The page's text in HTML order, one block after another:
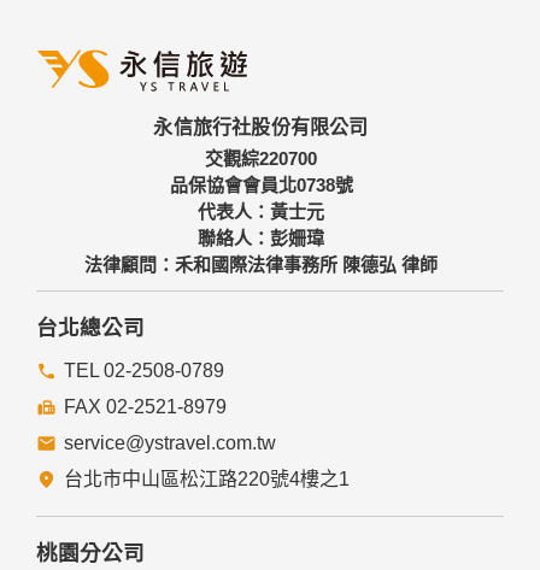
三、資料之保護
備及必要的安全防護措施，加以保護網站及您的個人資料採用
嚴格的保護措施，只由經過授權的人員才能接觸您的個人資
料，相關處理人員皆簽有保密合約，如有違反保密義務者，將
會受到相關的法律處分。
如因業務需要有必要委託其他單位提供服務時，本網站亦會嚴
格要求其遵守保密義務，並且採取必要檢查程序以確定其將確
實遵守。
四、網站對外的相關連結
提供的連結，點選進入其他網站。但該連結網站不適用本網站
的隱私權保護政策，您必須參考該連結網站中的隱私權保護政
策。
五、與第三人共用個人資料之政策
本網站絕不會提供、交換、出租或出售任何您的個人資料給其
他個人、團體、私人企業或公務機關，但有法律依據或合約義
務者，不在此限。
永信旅行社股份有限公司
交觀綜220700
品保協會會員北0738號
代表人：黃士元
聯絡人：彭姍瑋
法律顧問：禾和國際法律事務所 陳德弘 律師
台北總公司
TEL 02-2508-0789
FAX 02-2521-8979
service@ystravel.com.tw
台北市中山區松江路220號4樓之1
桃園分公司